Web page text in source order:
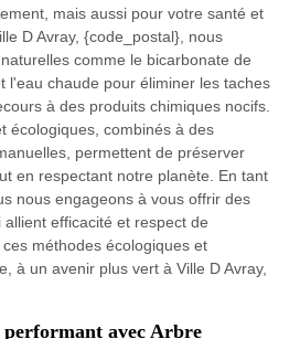
mais aussi pour votre santé et
D Avray, {code_postal}, nous
comme le bicarbonate de
l'eau chaude pour éliminer les taches
à des produits chimiques nocifs.
écologiques, combinés à des
permettent de préserver
en respectant notre planète. En tant
nous engageons à vous offrir des
efficacité et respect de
méthodes écologiques et
à un avenir plus vert à Ville D Avray,
performant avec Arbre